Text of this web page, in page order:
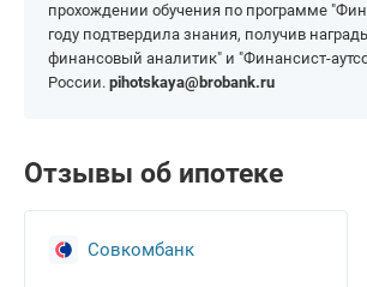
прохождении обучения по программе
году подтвердила знания, получив
финансовый аналитик" и "Финансист-
России. pihotskaya@brobank.ru
Отзывы об ипотеке
Совкомбанк